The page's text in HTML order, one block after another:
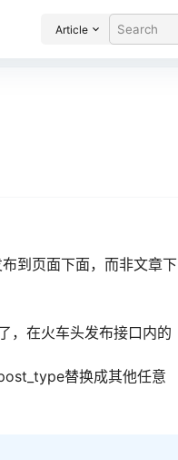
Article
到页面下面，而非文章下
，在火车头发布接口内的
替换成其他任意